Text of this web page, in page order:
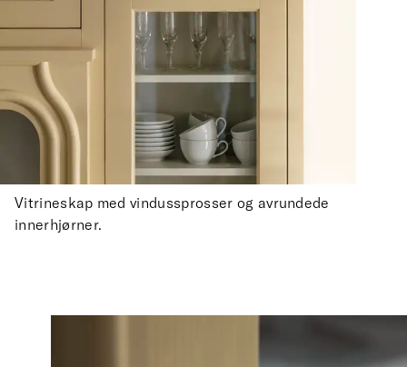
Vitrineskap med vindussprosser og avrundede
innerhjørner.